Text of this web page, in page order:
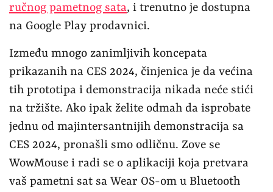
ručnog pametnog sata, i trenutno je dostupna
na Google Play prodavnici.
Između mnogo zanimljivih koncepata
prikazanih na CES 2024, činjenica je da većina
tih prototipa i demonstracija nikada neće stići
na tržište. Ako ipak želite odmah da isprobate
jednu od majintersantnijih demonstracija sa
CES 2024, pronašli smo odličnu. Zove se
WowMouse i radi se o aplikaciji koja pretvara
vaš pametni sat sa Wear OS-om u Bluetooth